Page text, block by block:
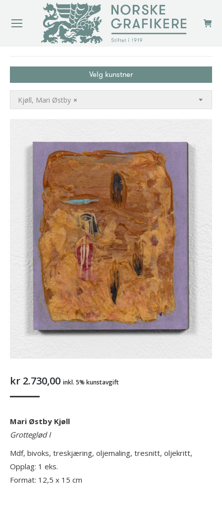
Velg kunstner
×
Kjøll, Mari Østby
kr 2.730,00 inkl. 5% kunstavgift
Mari Østby Kjøll
Grotteglød I
Mdf, bivoks, treskjæring, oljemaling, tresnitt, oljekritt,
Opplag: 1 eks.
Format: 12,5 x 15 cm